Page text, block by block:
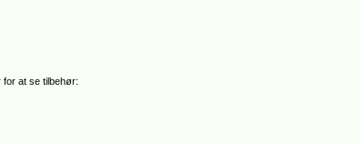
for at se tilbehør: